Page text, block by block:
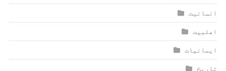
انسانیت
اھلبیت
ایمانیات
تاریخ